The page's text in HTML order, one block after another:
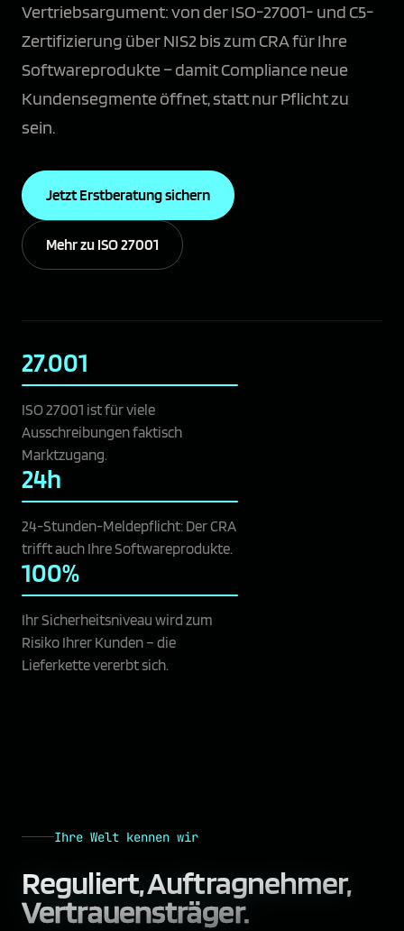
Vertriebsargument: von der ISO-27001- und C5-
Zertifizierung über NIS2 bis zum CRA für Ihre
Softwareprodukte – damit Compliance neue
Kundensegmente öffnet, statt nur Pflicht zu
sein.
Jetzt Erstberatung sichern
Mehr zu ISO 27001
27.001
ISO 27001 ist für viele
Ausschreibungen faktisch
Marktzugang.
24h
24-Stunden-Meldepflicht: Der CRA
trifft auch Ihre Softwareprodukte.
100%
Ihr Sicherheitsniveau wird zum
Risiko Ihrer Kunden – die
Lieferkette vererbt sich.
Ihre Welt kennen wir
Reguliert, Auftragnehmer,
Vertrauensträger.